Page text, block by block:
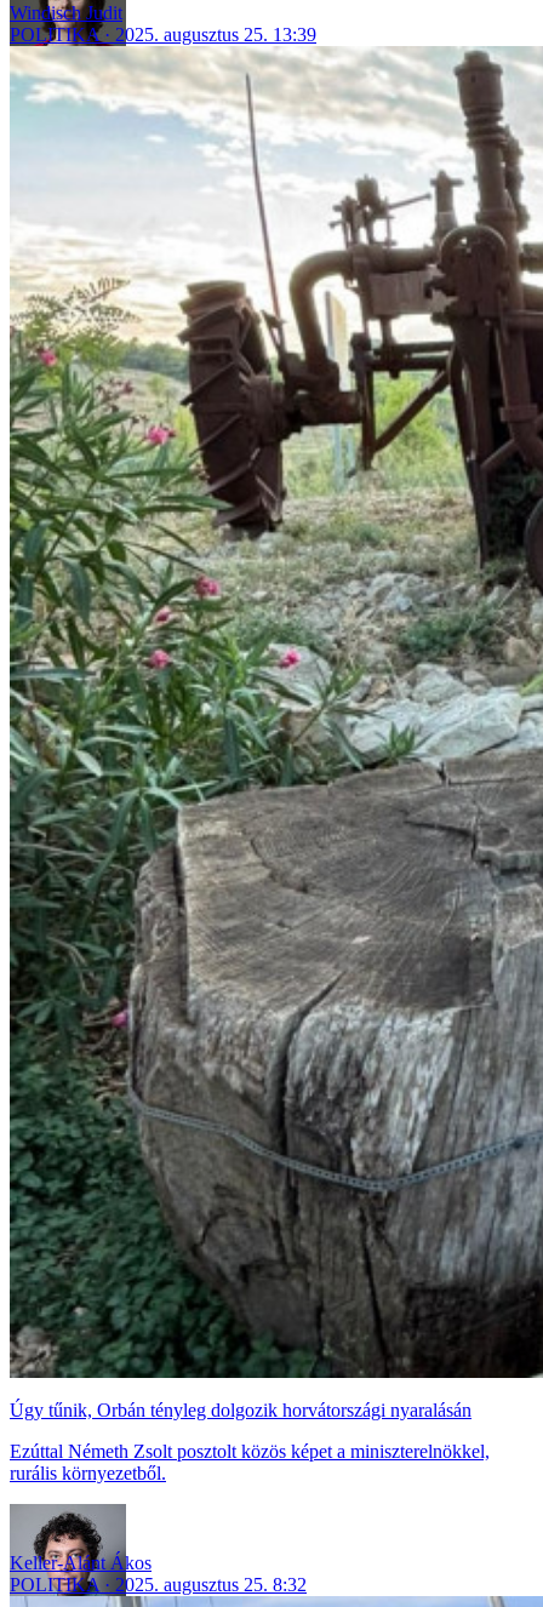
Windisch Judit
POLITIKA
2025. augusztus 25. 13:39
Úgy tűnik, Orbán tényleg dolgozik horvátországi nyaralásán
Ezúttal Németh Zsolt posztolt közös képet a miniszterelnökkel,
rurális környezetből.
Keller-Alánt Ákos
POLITIKA
2025. augusztus 25. 8:32